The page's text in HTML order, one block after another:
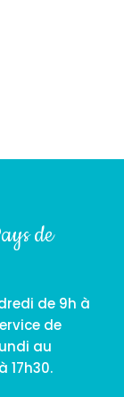
de
de 9h à
de
au
17h30.